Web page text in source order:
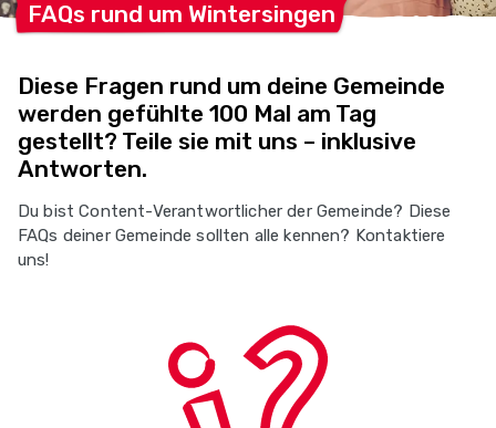
FAQs rund um Wintersingen
Diese Fragen rund um deine Gemeinde
werden gefühlte 100 Mal am Tag
gestellt? Teile sie mit uns – inklusive
Antworten.
Du bist Content-Verantwortlicher der Gemeinde? Diese
FAQs deiner Gemeinde sollten alle kennen? Kontaktiere
uns!